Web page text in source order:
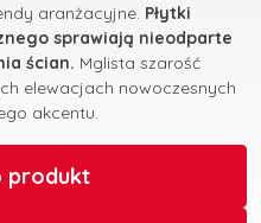
aranżacyjne. Płytki
sprawiają nieodparte
ścian. Mglista szarość
elewacjach nowoczesnych
akcentu.
produkt